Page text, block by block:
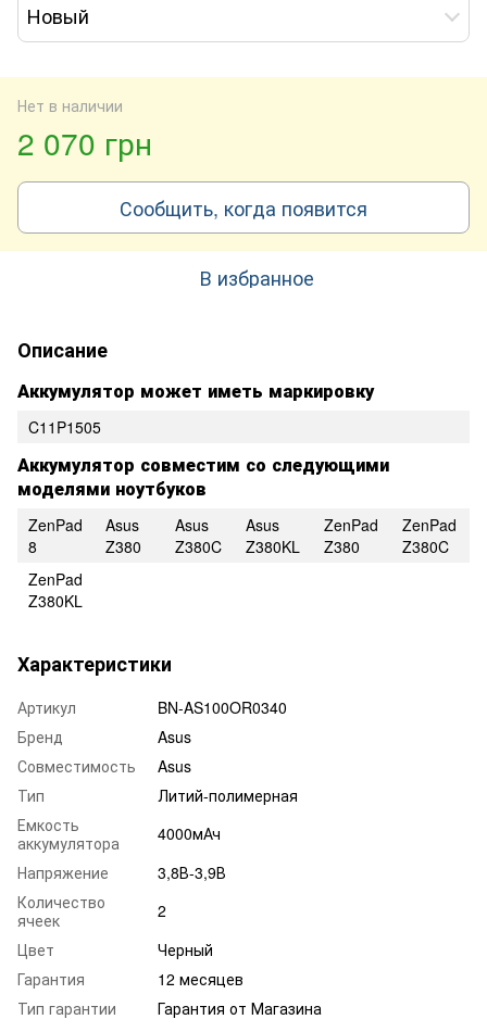
Новый
Нет в наличии
2 070 грн
Сообщить, когда появится
В избранное
Описание
Аккумулятор может иметь маркировку
C11P1505
Аккумулятор совместим со следующими
моделями ноутбуков
ZenPad
8
Asus
Z380
Asus
Z380C
Asus
Z380KL
ZenPad
Z380
ZenPad
Z380C
ZenPad
Z380KL
Характеристики
Артикул
BN-AS100OR0340
Бренд
Asus
Совместимость
Asus
Тип
Литий-полимерная
Емкость
аккумулятора
4000мАч
Напряжение
3,8В-3,9В
Количество
ячеек
2
Цвет
Черный
Гарантия
12 месяцев
Тип гарантии
Гарантия от Магазина